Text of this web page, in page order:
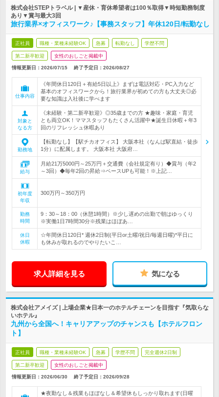
株式会社STEPトラベル | ▼産休・育休希望者は100％取得▼時短勤務制度
あり▼賞与最大3回
旅行業界×オフィスワーク♪【事務スタッフ】年休120日/転勤なし
正社員 職種・業種未経験OK 急募 転勤なし 学歴不問
第二新卒歓迎 女性のおしごと掲載中
情報更新日：2026/07/15 終了予定日： 2026/08/27
仕事内容
《年間休日120日＋有給5日以上》まずは電話対応・PC入力など
基本のオフィスワークから！旅行業界が初めての方も大丈夫◎必
要な知識は入社後に学べます
対象と
なる方
《未経験・第二新卒歓迎》◎35歳までの方 ★趣味・家庭・育児
とも両立OK！ママスタッフもたくさん活躍中★誕生日休暇＋年3
回のリフレッシュ休暇あり
勤務地
【転勤なし】【駅チカオフィス】 大阪本社（なんば駅直結・徒歩
1分）に配属します。 大阪本社 大阪府…
給与
月給21万5000円～25万円＋交通費（会社規定有り）◆賞与（年2
～3回）◆毎年2回の昇給⇒ベースUPも可能！※上記…
初年度
年収
300万円～350万円
勤務
時間
9：30～18：00（休憩1時間）※少し遅めの出勤で朝はゆっくり
※実働1日7時間30分※残業はほぼあ…
休日
休暇
☆年間休日120日* 週休2日制(平日or土曜/祝日/毎週日曜)*平日に
も休みが取れるのでやりたいこ…
求人詳細を見る 気になる
株式会社アメイズ | 上場企業★日本一のホテルチェーンを目指す『気取らな
いホテル』
九州から全国へ！キャリアアップのチャンスも【ホテルフロン
ト】
正社員 職種・業種未経験OK 急募 学歴不問 完全週休2日制
第二新卒歓迎 女性のおしごと掲載中
情報更新日：2026/06/30 終了予定日： 2026/09/28
★夜勤なし＆残業もほぼなし＆希望休もしっかり取れます(日曜